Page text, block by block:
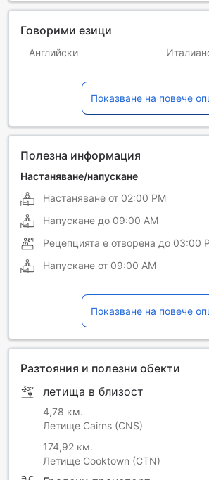
Говорими езици
Английски
Показване на повече
Полезна информация
Настаняване/напускане
Настаняване от 02:00 PM
Напускане до 09:00 AM
Рецепцията е отворена до 03:00
Напускане от 09:00 AM
Показване на повече
Разтояния и полезни обекти
летища в близост
4,78 км.
Летище Cairns (CNS)
174,92 км.
Летище Cooktown (CTN)